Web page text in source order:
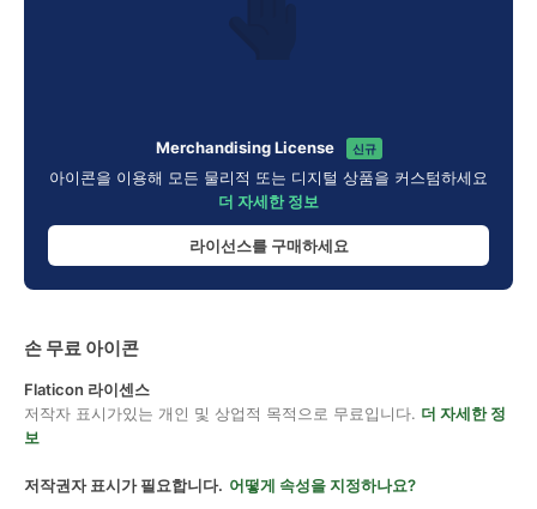
Merchandising License 신규
아이콘을 이용해 모든 물리적 또는 디지털 상품을 커스텀하세요
더 자세한 정보
라이선스를 구매하세요
손 무료 아이콘
Flaticon 라이센스
저작자 표시가있는 개인 및 상업적 목적으로 무료입니다. 더 자세한 정
보
저작권자 표시가 필요합니다. 어떻게 속성을 지정하나요?